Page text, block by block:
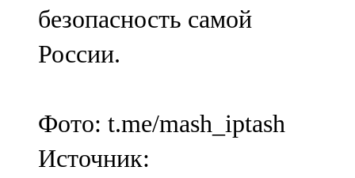
безопасность самой
России.
Фото: t.me/mash_iptash
Источник: